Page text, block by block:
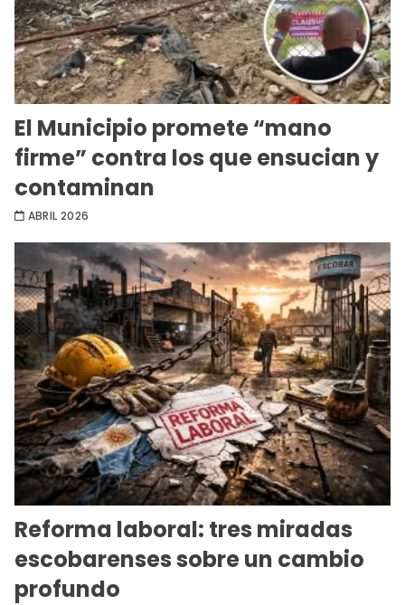
El Municipio promete “mano
firme” contra los que ensucian y
contaminan
ABRIL 2026
Reforma laboral: tres miradas
escobarenses sobre un cambio
profundo